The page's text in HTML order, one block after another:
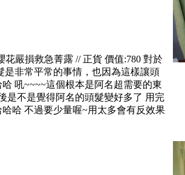
花嚴損救急菁露 // 正貨 價值:780 對於
是非常平常的事情，也因為這樣讓頭
吼~~~~這個根本是阿名超需要的東
是不是覺得阿名的頭髮變好多了 用完
哈哈 不過要少量喔~用太多會有反效果